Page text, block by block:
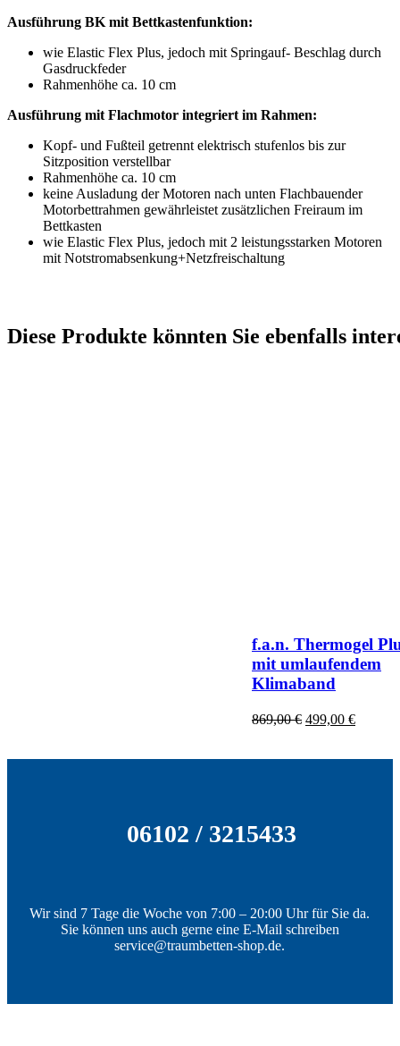
Ausführung BK mit Bettkastenfunktion:
wie Elastic Flex Plus, jedoch mit Springauf- Beschlag durch
Gasdruckfeder
Rahmenhöhe ca. 10 cm
Ausführung mit Flachmotor integriert im Rahmen:
Kopf- und Fußteil getrennt elektrisch stufenlos bis zur
Sitzposition verstellbar
Rahmenhöhe ca. 10 cm
keine Ausladung der Motoren nach unten Flachbauender
Motorbettrahmen gewährleistet zusätzlichen Freiraum im
Bettkasten
wie Elastic Flex Plus, jedoch mit 2 leistungsstarken Motoren
mit Notstromabsenkung+Netzfreischaltung
Diese Produkte könnten Sie ebenfalls
f.a.n. Thermogel
mit umlaufendem
Klimaband
869,00€ Ursprünglicher
499,00 €
06102 / 3215433
Wir sind 7 Tage die Woche von 7:00 – 20:00 Uhr für Sie da.
Sie können uns auch gerne eine E-Mail schreiben
service@traumbetten-shop.de.